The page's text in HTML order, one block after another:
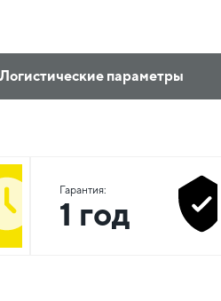
Логистические параметры
Гарантия:
1 год